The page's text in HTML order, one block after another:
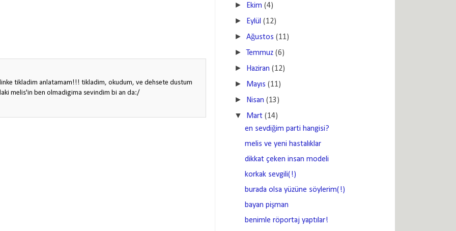
tikladim anlatamam!!! tikladim, okudum, ve dehsete dustum
melis'in ben olmadigima sevindim bi an da:/
► Ekim (4)
► Eylül (12)
►Ağustos (11)
►Temmuz (6)
► Haziran (12)
► Mayıs (11)
► Nisan (13)
▼ Mart (14)
en sevdiğim parti hangisi?
melis ve yeni hastalıklar
dikkat çeken insan modeli
korkak sevgili(!)
burada olsa yüzüne söylerim(!)
bayan pişman
benimle röportaj yaptılar!